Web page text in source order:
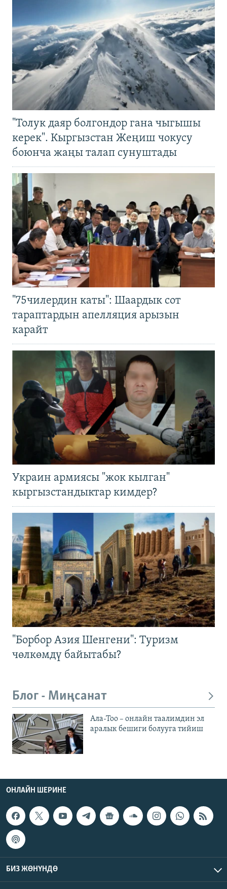
"Толук даяр болгондор гана чыгышы
керек". Кыргызстан Жеңиш чокусу
боюнча жаңы талап сунуштады
"75чилердин каты": Шаардык сот
тараптардын апелляция арызын
карайт
Украин армиясы "жок кылган"
кыргызстандыктар кимдер?
"Борбор Азия Шенгени": Туризм
чөлкөмдү байытабы?
Блог - Миңсанат
Ала-Тоо – онлайн таалимдин эл
аралык бешиги болууга тийиш
ОНЛАЙН ШЕРИНЕ
БИЗ ЖӨНҮНДӨ